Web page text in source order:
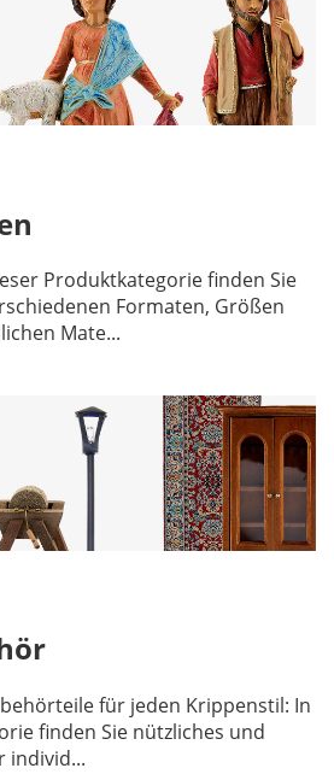
Produktkategorie finden Sie
Formaten, Größen
Mate...
für jeden Krippenstil: In
finden Sie nützliches und
individ...